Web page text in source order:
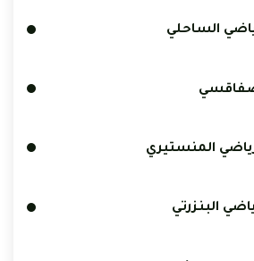
الساحلي
المنستيري
البنزرتي